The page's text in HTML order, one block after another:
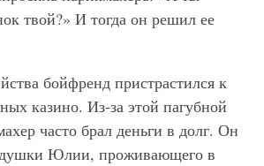
твой?» И тогда он решил ее
бойфренд пристрастился к
казино. Из-за этой пагубной
часто брал деньги в долг. Он
Юлии, проживающего в